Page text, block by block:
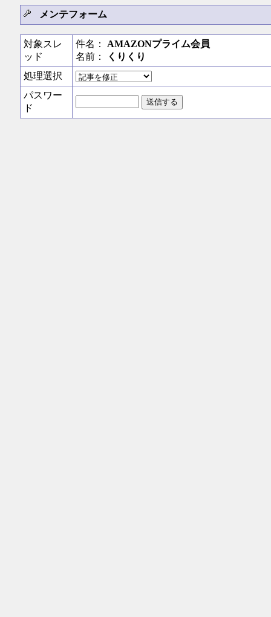
メンテフォーム
対象スレ
ッド
件名： AMAZONプライム会員
名前：
くりくり
処理選択
パスワー
ド